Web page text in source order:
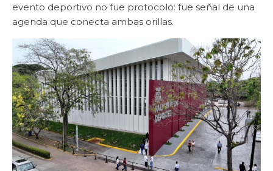
evento deportivo no fue protocolo: fue señal de una
agenda que conecta ambas orillas.